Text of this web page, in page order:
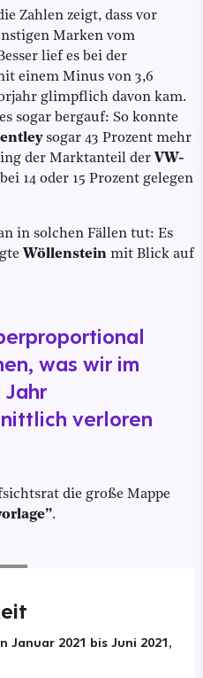
Zahlen zeigt, dass vor
Marken vom
lief es bei der
einem Minus von 3,6
glimpflich davon kam.
sogar bergauf: So konnte
sogar 43 Prozent mehr
der Marktanteil der VW-
14 oder 15 Prozent gelegen
in solchen Fällen tut: Es
Wöllenstein mit Blick auf
was wir im
verloren
die große Mappe
.
Januar 2021 bis Juni 2021,